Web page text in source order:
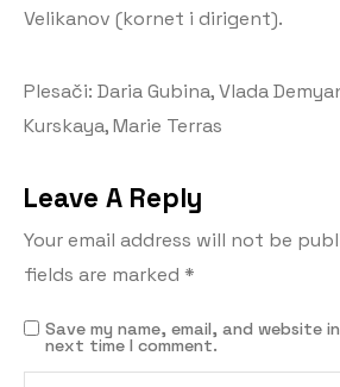
Velikanov (kornet i dirigent).
Plesači: Daria Gubina, Vlada
Kurskaya, Marie Terras
Leave A Reply
Your email address will not be
fields are marked *
Save my name, email, and website
next time I comment.